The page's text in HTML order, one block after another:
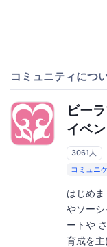
コミュニティにつ
ビー
イベ
3061人
コミュニ
はじめ
やソー
ートや
育成を